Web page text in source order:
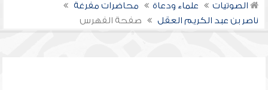
الصوتيات علماء ودعاة
محاضرات مفرغة
ناصر بن عبد الكريم العقل
صفحة الفهرس